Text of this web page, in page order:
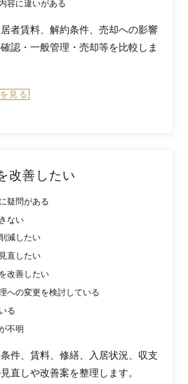
容に違いがある
者賃料、解約条件、売却への影響
認・一般管理・売却等を比較しま
見る
改善したい
疑問がある
ない
減したい
直したい
改善したい
への変更を検討している
る
不明
件、賃料、修繕、入居状況、収支
直しや改善案を整理します。